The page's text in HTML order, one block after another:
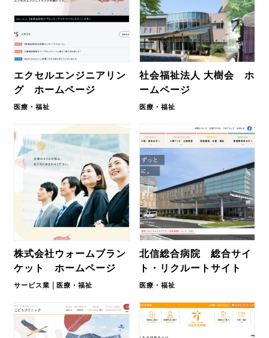
エクセルエンジニアリン
グ ホームページ
医療・福祉
社会福祉法人 大樹会 ホ
ームページ
医療・福祉
株式会社ウォームブラン
ケット ホームページ
サービス業 医療・福祉
北信総合病院 総合サイ
ト・リクルートサイト
医療・福祉